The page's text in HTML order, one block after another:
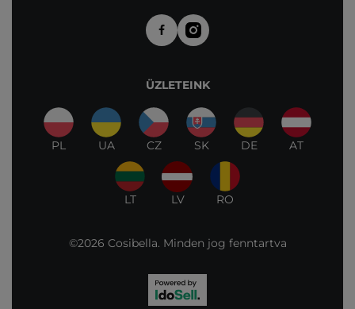
ÜZLETEINK
PL UA CZ SK DE AT
LT LV RO
©2026 Cosibella. Minden jog fenntartva